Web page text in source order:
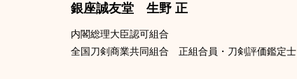
銀座誠友堂 生野 正
内閣総理大臣認可組合
全国刀剣商業共同組合 正組合員・刀剣評価鑑定士